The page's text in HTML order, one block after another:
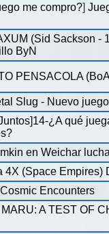
me compro?]
(Sid Sackson -
ByN
PENSACOLA
Slug - Nuevo
¿A qué
en Weichar
4X (Space Empires)
Cosmic Encounters
A TEST OF